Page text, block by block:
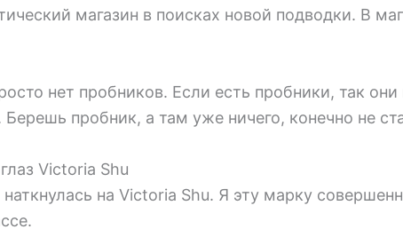
магазин в поисках новой подводки. В
нет пробников. Если есть пробники, так
пробник, а там уже ничего, конечно не
Victoria Shu
наткнулась на Victoria Shu. Я эту марку